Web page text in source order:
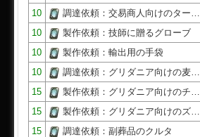
10
調達依頼：交易商人向けのター…
10
製作依頼：技師に贈るグローブ
10
製作依頼：輸出用の手袋
10
調達依頼：グリダニア向けの麦…
15
製作依頼：グリダニア向けのチ…
15
製作依頼：グリダニア向けのズ…
15
調達依頼：副葬品のクルタ